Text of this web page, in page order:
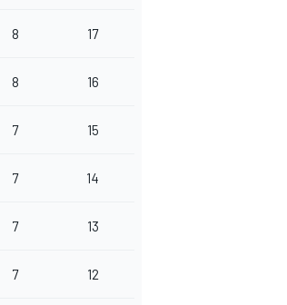
8 17
8 16
7 15
7 14
7 13
7 12